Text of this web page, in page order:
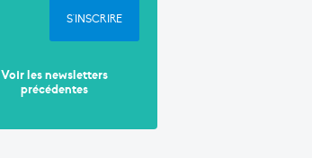
S'INSCRIRE
Voir les newsletters
précédentes